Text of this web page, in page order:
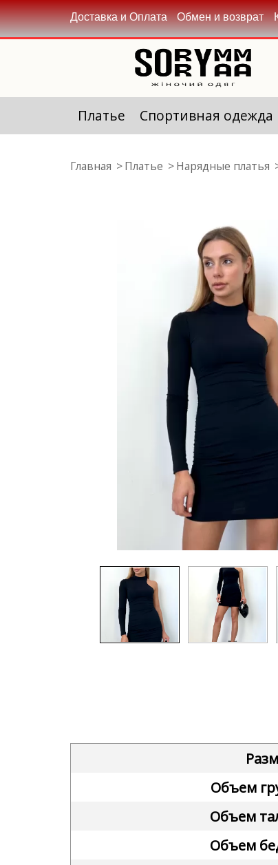
Доставка и Оплата Обмен и возврат
Платье Спортивная одежда
Главная Платье Нарядные платья
Объем
Объем
Объем